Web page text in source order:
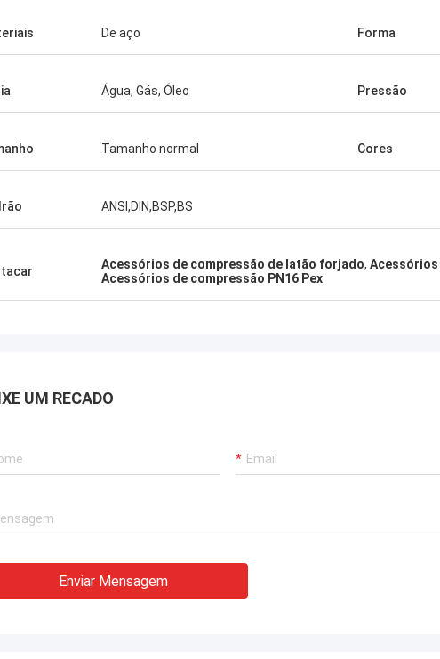
De aço Forma
Água, Gás, Óleo Pressão
Tamanho normal Cores
ANSI,DIN,BSP,BS
Acessórios de compressão de latão forjado, Acessórios
Acessórios de compressão PN16 Pex
UM RECADO
Enviar Mensagem